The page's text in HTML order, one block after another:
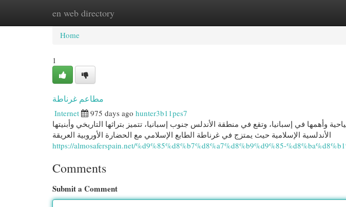
en web directory
Home New Site Listings
Home
1
مطاعم غرناطة
Internet 975 days ago hunter3b11pes7
وأهمها في إسبانيا، وتقع في منطقة الأندلس جنوب إسبانيا، تتميز بتراثها التاريخي وأبنيتها
الأندلسية الإسلامية حيث يمتزج في غرناطة الطابع الإسلامي مع الحضارة الأوروبية العريقة
https://almosaferspain.net/%d9%85%d8%b7%d8%a7%d8%b9%d9%85-
Comments
Submit a Comment